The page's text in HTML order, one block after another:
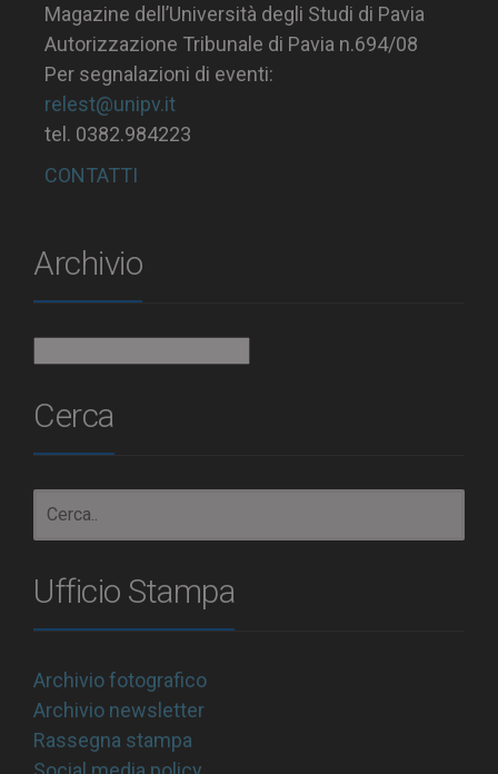
Magazine dell’Università degli Studi di Pavia
Autorizzazione Tribunale di Pavia n.694/08
Per segnalazioni di eventi:
relest@unipv.it
tel. 0382.984223
CONTATTI
Archivio
Cerca
Ufficio Stampa
Archivio fotografico
Archivio newsletter
Rassegna stampa